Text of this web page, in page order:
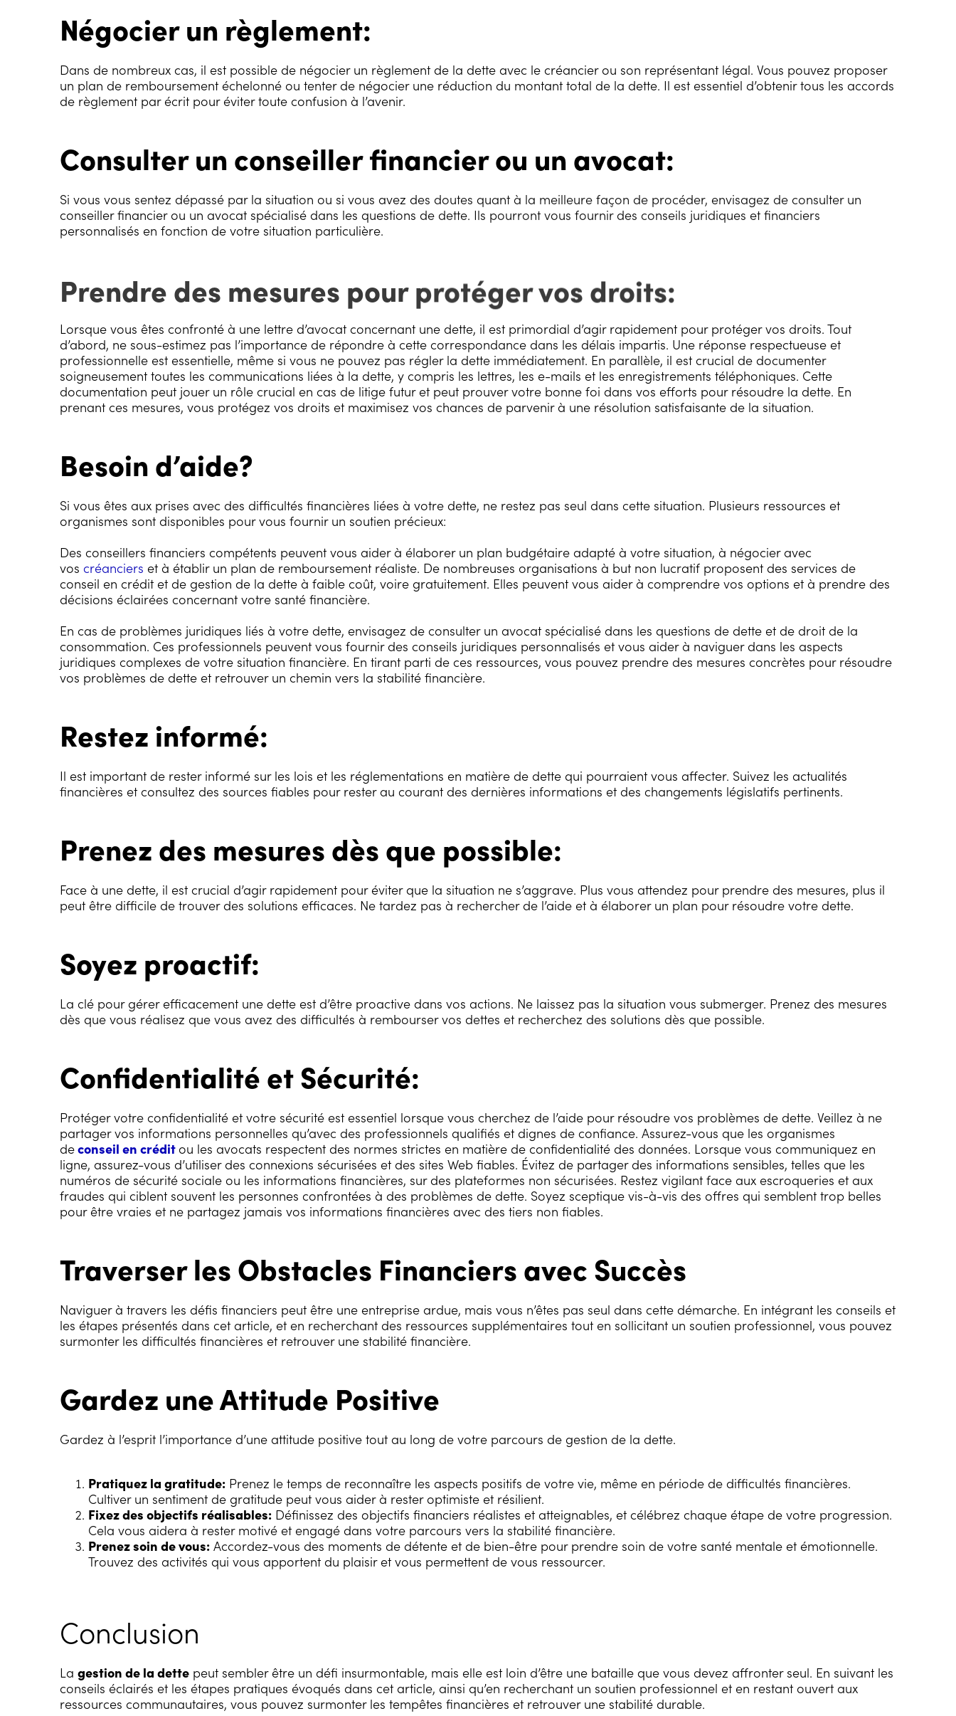
Négocier un règlement:
Dans de nombreux cas, il est possible de négocier un règlement de la dette avec le créancier ou son représentant légal. Vous pouvez proposer
un plan de remboursement échelonné ou tenter de négocier une réduction du montant total de la dette. Il est essentiel d’obtenir tous les accords
de règlement par écrit pour éviter toute confusion à l’avenir.
Consulter un conseiller financier ou un avocat:
Si vous vous sentez dépassé par la situation ou si vous avez des doutes quant à la meilleure façon de procéder, envisagez de consulter un
conseiller financier ou un avocat spécialisé dans les questions de dette. Ils pourront vous fournir des conseils juridiques et financiers
personnalisés en fonction de votre situation particulière.
Prendre des mesures pour protéger vos droits:
Lorsque vous êtes confronté à une lettre d’avocat concernant une dette, il est primordial d’agir rapidement pour protéger vos droits. Tout
d’abord, ne sous-estimez pas l’importance de répondre à cette correspondance dans les délais impartis. Une réponse respectueuse et
professionnelle est essentielle, même si vous ne pouvez pas régler la dette immédiatement. En parallèle, il est crucial de documenter
soigneusement toutes les communications liées à la dette, y compris les lettres, les e-mails et les enregistrements téléphoniques. Cette
documentation peut jouer un rôle crucial en cas de litige futur et peut prouver votre bonne foi dans vos efforts pour résoudre la dette. En
prenant ces mesures, vous protégez vos droits et maximisez vos chances de parvenir à une résolution satisfaisante de la situation.
Besoin d’aide?
Si vous êtes aux prises avec des difficultés financières liées à votre dette, ne restez pas seul dans cette situation. Plusieurs ressources et
organismes sont disponibles pour vous fournir un soutien précieux:
Des conseillers financiers compétents peuvent vous aider à élaborer un plan budgétaire adapté à votre situation, à négocier avec
vos créanciers et à établir un plan de remboursement réaliste. De nombreuses organisations à but non lucratif proposent des services de
conseil en crédit et de gestion de la dette à faible coût, voire gratuitement. Elles peuvent vous aider à comprendre vos options et à prendre des
décisions éclairées concernant votre santé financière.
En cas de problèmes juridiques liés à votre dette, envisagez de consulter un avocat spécialisé dans les questions de dette et de droit de la
consommation. Ces professionnels peuvent vous fournir des conseils juridiques personnalisés et vous aider à naviguer dans les aspects
juridiques complexes de votre situation financière. En tirant parti de ces ressources, vous pouvez prendre des mesures concrètes pour résoudre
vos problèmes de dette et retrouver un chemin vers la stabilité financière.
Restez informé:
Il est important de rester informé sur les lois et les réglementations en matière de dette qui pourraient vous affecter. Suivez les actualités
financières et consultez des sources fiables pour rester au courant des dernières informations et des changements législatifs pertinents.
Prenez des mesures dès que possible:
Face à une dette, il est crucial d’agir rapidement pour éviter que la situation ne s’aggrave. Plus vous attendez pour prendre des mesures, plus il
peut être difficile de trouver des solutions efficaces. Ne tardez pas à rechercher de l’aide et à élaborer un plan pour résoudre votre dette.
Soyez proactif:
La clé pour gérer efficacement une dette est d’être proactive dans vos actions. Ne laissez pas la situation vous submerger. Prenez des mesures
dès que vous réalisez que vous avez des difficultés à rembourser vos dettes et recherchez des solutions dès que possible.
Confidentialité et Sécurité:
Protéger votre confidentialité et votre sécurité est essentiel lorsque vous cherchez de l’aide pour résoudre vos problèmes de dette. Veillez à ne
partager vos informations personnelles qu’avec des professionnels qualifiés et dignes de confiance. Assurez-vous que les organismes
deconseil en créditou les avocats respectent des normes strictes en matière de confidentialité des données. Lorsque vous communiquez en
ligne, assurez-vous d’utiliser des connexions sécurisées et des sites Web fiables. Évitez de partager des informations sensibles, telles que les
numéros de sécurité sociale ou les informations financières, sur des plateformes non sécurisées. Restez vigilant face aux escroqueries et aux
fraudes qui ciblent souvent les personnes confrontées à des problèmes de dette. Soyez sceptique vis-à-vis des offres qui semblent trop belles
pour être vraies et ne partagez jamais vos informations financières avec des tiers non fiables.
Traverser les Obstacles Financiers avec Succès
Naviguer à travers les défis financiers peut être une entreprise ardue, mais vous n’êtes pas seul dans cette démarche. En intégrant les conseils et
les étapes présentés dans cet article, et en recherchant des ressources supplémentaires tout en sollicitant un soutien professionnel, vous pouvez
surmonter les difficultés financières et retrouver une stabilité financière.
Gardez une Attitude Positive
Gardez à l’esprit l’importance d’une attitude positive tout au long de votre parcours de gestion de la dette.
Pratiquez la gratitude: Prenez le temps de reconnaître les aspects positifs de votre vie, même en période de difficultés financières.
Cultiver un sentiment de gratitude peut vous aider à rester optimiste et résilient.
Fixez des objectifs réalisables: Définissez des objectifs financiers réalistes et atteignables, et célébrez chaque étape de votre progression.
Cela vous aidera à rester motivé et engagé dans votre parcours vers la stabilité financière.
Prenez soin de vous: Accordez-vous des moments de détente et de bien-être pour prendre soin de votre santé mentale et émotionnelle.
Trouvez des activités qui vous apportent du plaisir et vous permettent de vous ressourcer.
Conclusion
La gestion de la dette peut sembler être un défi insurmontable, mais elle est loin d’être une bataille que vous devez affronter seul. En suivant les
conseils éclairés et les étapes pratiques évoqués dans cet article, ainsi qu’en recherchant un soutien professionnel et en restant ouvert aux
ressources communautaires, vous pouvez surmonter les tempêtes financières et retrouver une stabilité durable.